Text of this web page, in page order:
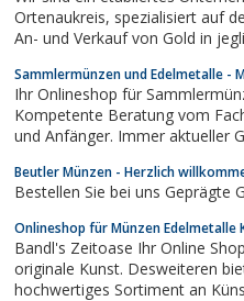
Ortenaukreis, spezialisiert auf den Handel mit Münzen und dem
An- und Verkauf von Gold in
Sammlermünzen und Edelmetalle -
Ihr Onlineshop für Sammlermünzen, Gold und
Kompetente Beratung vom
und Anfänger. Immer aktueller
Beutler Münzen - Herzlich
Bestellen Sie bei uns Geprägte
Onlineshop für Münzen Edelmetalle
Bandl's Zeitoase Ihr Online
originale Kunst. Desweiteren
hochwertiges Sortiment an